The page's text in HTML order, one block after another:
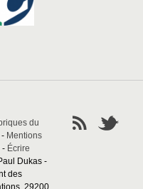
du
- Mentions
- Écrire
Dukas -
des